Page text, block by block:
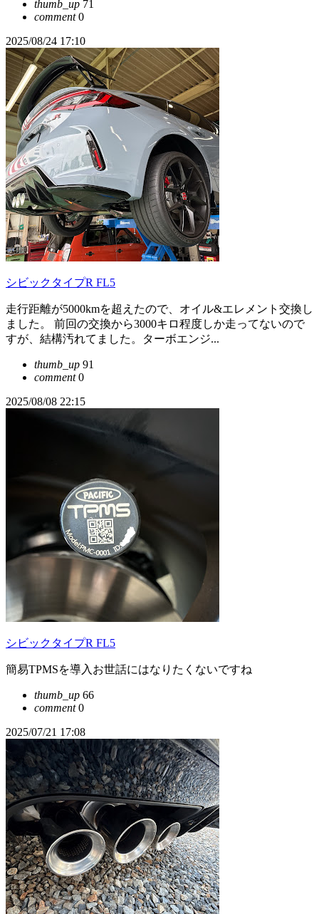
thumb_up 71
comment0
2025/08/24 17:10
シビックタイプR FL5
走行距離が5000kmを超えたので、オイル&エレメント交換し
ました。 前回の交換から3000キロ程度しか走ってないので
すが、結構汚れてました。ターボエンジ...
thumb_up 91
comment0
2025/08/08 22:15
シビックタイプR FL5
簡易TPMSを導入お世話にはなりたくないですね
thumb_up 66
comment0
2025/07/21 17:08